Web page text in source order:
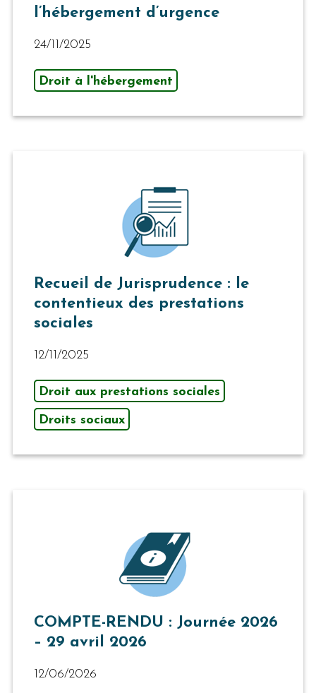
l’hébergement d’urgence
24/11/2025
Droit à l'hébergement
Recueil de Jurisprudence : le
contentieux des prestations
sociales
12/11/2025
Droit aux prestations sociales
Droits sociaux
COMPTE-RENDU : Journée 2026
– 29 avril 2026
12/06/2026